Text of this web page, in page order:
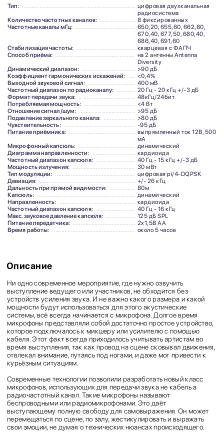
Тип:
цифровая двухканальная
радиосистема
Количество частотных каналов:
8 фиксированных
Частотные каналы мГц:
650,20, 655,60, 662,80,
670,40, 677,50, 680,40,
686,40, 691,60
Стабилизация частоты:
кварцевая с ФАПЧ
Способ приёма:
на 2 антенны Antenna
Diversity
Динамический диапазон:
>90 дБ
Коэффициент гармонических искажений:
<0,4%
Выходной звуковой сигнал:
400 мВ
Частотный диапазон по радиоканалу:
20 Гц - 20 кГц +/-3 дБ
Формат передачи звука:
48кГц/24бит
Потребляемая мощность:
<4 Вт
Отношение сигнал/шум:
>95 дБ
Подавление зеркального канала:
>80 дБ
Чувствительность:
-95 дБ
Питание приёмника:
выпрямленный ток 12В, 500
мА
Микрофонный капсюль:
динамический
Диаграмма направленности:
кардиоида
Частотный диапазон капсюля:
40 Гц - 15 кГц +/-3 дБ
Мощность излучения:
30 мВт
Тип модуляции:
цифровая pi/4-DQPSK
Девиация:
+/- 26 кГц
Дальность при прямой видимости:
80м
Капсюль:
динамический
Направленность:
кардиоида
Частотный диапазон капсюля:
40 Гц - 16 кГц
Макс. звуковое давление капсюля:
125 дБ SPL
Питание передатчика:
2x1,5В АА
Время работы:
около 5 часов
Описание
Ни одно современное мероприятие, где нужно озвучить
выступление ведущего или участников, не обходится без
устройств усиления звука. И не важно какого размера и какой
мощности будут использоваться для этого акустические
системы, всё всегда начинается с микрофона. Долгое время
микрофоны представляли собой достаточно простое устройство,
которое подключалось к микшеру или усилителю с помощью
кабеля. Этот факт всегда приходилось учитывать артистам во
время выступления, так как провод на сцене сковывал движения,
отвлекал внимание, путаясь под ногами, и даже мог привести к
курьёзным ситуациям.
Современные технологии позволили разработать новый класс
микрофонов, использующих для передачи звука не кабель а
радиочастотный канал. Такие микрофоны называют
беспроводными или радиомикрофонами. Это даёт
выступающему полную свободу для самовыражения. Он может
перемещаться по сцене, по залу, жестикулировать и выражать
свои эмоции, не думая о технических нюансах происходящего.